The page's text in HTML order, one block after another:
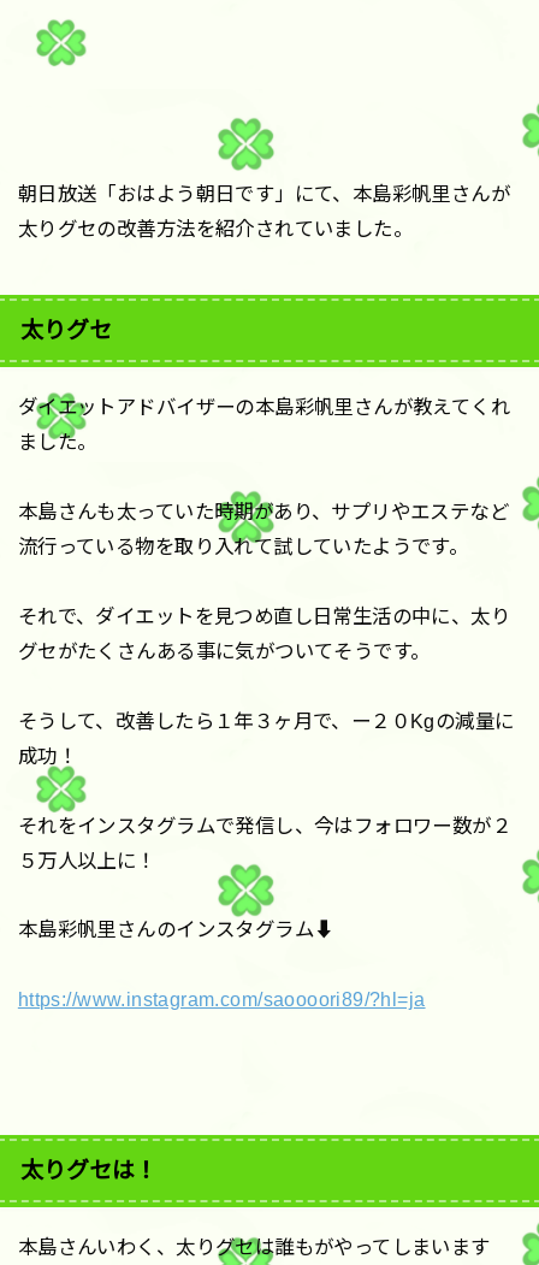
朝日放送「おはよう朝日です」にて、本島彩帆里さんが
太りグセの改善方法を紹介されていました。
太りグセ
ダイエットアドバイザーの本島彩帆里さんが教えてくれ
ました。
本島さんも太っていた時期があり、サプリやエステなど
流行っている物を取り入れて試していたようです。
それで、ダイエットを見つめ直し日常生活の中に、太り
グセがたくさんある事に気がついてそうです。
そうして、改善したら１年３ヶ月で、ー２０Kgの減量に
成功！
それをインスタグラムで発信し、今はフォロワー数が２
５万人以上に！
本島彩帆里さんのインスタグラム⬇
https://www.instagram.com/saoooori89/?hl=ja
太りグセは！
本島さんいわく、太りグセは誰もがやってしまいます